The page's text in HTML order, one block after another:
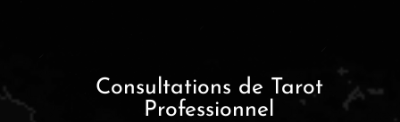
Consultations de Tarot
Professionnel